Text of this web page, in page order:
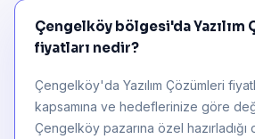
Çengelköy bölgesi'da Yazılım
fiyatları nedir?
Çengelköy'da Yazılım Çözümleri
kapsamına ve hedeflerinize göre
Çengelköy pazarına özel hazırladığı